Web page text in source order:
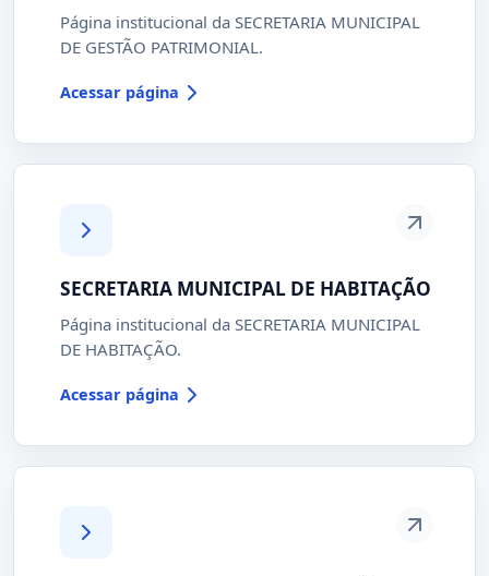
Página institucional da SECRETARIA MUNICIPAL
DE GESTÃO PATRIMONIAL.
Acessar página
SECRETARIA MUNICIPAL DE HABITAÇÃO
Página institucional da SECRETARIA MUNICIPAL
DE HABITAÇÃO.
Acessar página